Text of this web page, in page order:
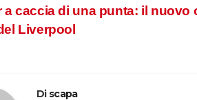
a caccia di una punta: il nuovo
Liverpool
Di scapa